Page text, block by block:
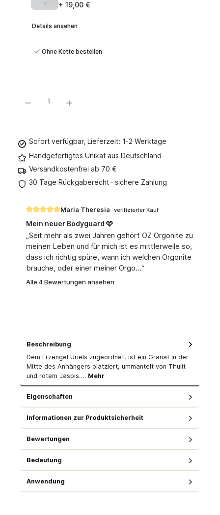
+ 19,00 €
Details ansehen
Ohne Kette bestellen
Sofort verfügbar, Lieferzeit: 1-2 Werktage
Handgefertigtes Unikat aus Deutschland
Versandkostenfrei ab 70 €
30 Tage Rückgaberecht · sichere Zahlung
Bewertung mit 5 von 5 Sternen
Maria Theresia verifizierter Kauf
Mein neuer Bodyguard 🩷
„Seit mehr als zwei Jahren gehört OZ Orgonite zu
meinen Leben und für mich ist es mittlerweile so,
dass ich richtig spüre, wann ich welchen Orgonite
brauche, oder einer meiner Orgo…“
Alle 4 Bewertungen ansehen
Beschreibung
Dem Erzengel Uriels zugeordnet, ist ein Granat in der
Mitte des Anhängers platziert, ummantelt von Thulit
und rotem Jaspis.… Mehr
Eigenschaften
Informationen zur Produktsicherheit
Bewertungen
Bedeutung
Anwendung